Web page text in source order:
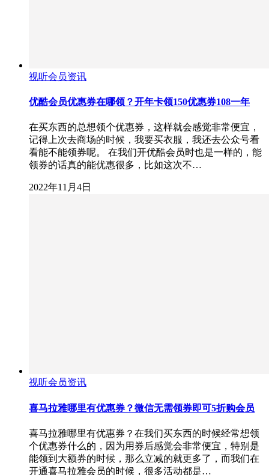
视听会员资讯
优酷会员优惠券在哪领？开年卡领150优惠券108一年
在买东西的总想领个优惠券，这样就会感觉非常便宜，
记得上次去商场的时候，我要买衣服，我还去公众号看
看能不能领券呢。 在我们开优酷会员时也是一样的，能
领券的话真的能优惠很多，比如这次不…
2022年11月4日
视听会员资讯
喜马拉雅哪里有优惠券？微信无需领券即可5折购会员
喜马拉雅哪里有优惠券？在我们买东西的时候经常想领
个优惠券什么的，因为用券后感觉会非常便宜，特别是
能领到大额券的时候，那么立减的就更多了，而我们在
开通喜马拉雅会员的时候，很多活动都是…